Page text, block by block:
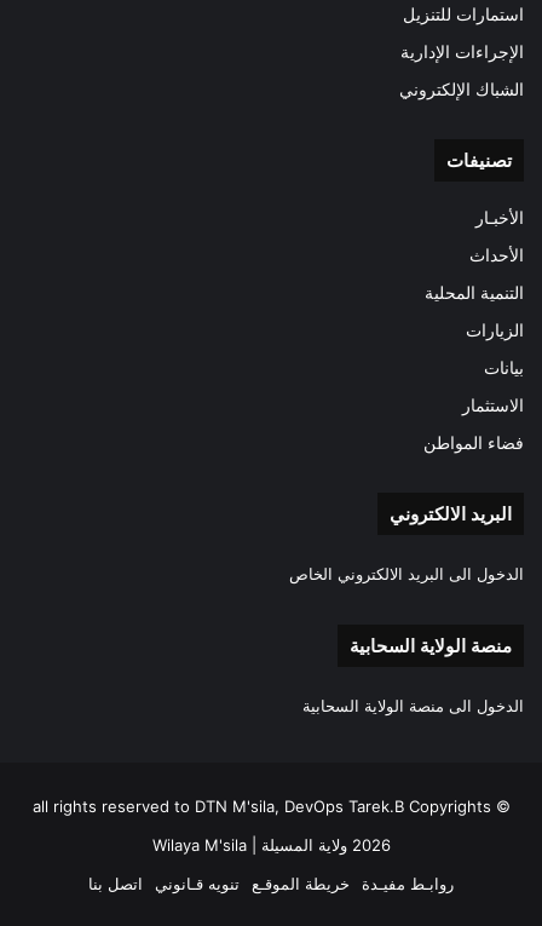
استمارات للتنزيل
الإجراءات الإدارية
الشباك الإلكتروني
تصنيفات
الأخبـار
الأحداث
التنمية المحلية
الزيارات
بيانات
الاستثمار
فضاء المواطن
البريد الالكتروني
الدخول الى البريد الالكتروني الخاص
منصة الولاية السحابية
الدخول الى منصة الولاية السحابية
all rights reserved to DTN M'sila, DevOps Tarek.B Copyrights ©
2026 ولاية المسيلة | Wilaya M'sila
روابـط مفيـدة
خريطة الموقـع تنويه قـانوني اتصل بنا